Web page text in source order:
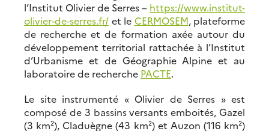
l’Institut Olivier de Serres – https://www.institut-
olivier-de-serres.fr/ et le CERMOSEM, plateforme
de recherche et de formation axée autour du
développement territorial rattachée à l’Institut
d’Urbanisme et de Géographie Alpine et au
laboratoire de recherche PACTE.
Le site instrumenté « Olivier de Serres » est
composé de 3 bassins versants emboités, Gazel
(3 km²), Claduègne (43 km²) et Auzon (116 km²)